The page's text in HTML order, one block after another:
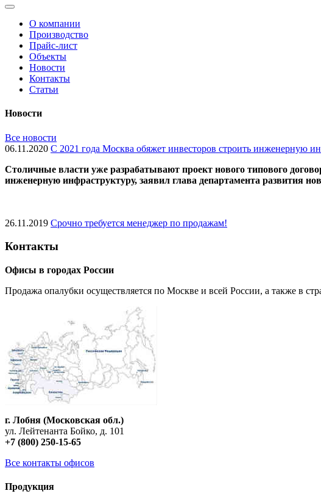
О компании
Производство
Прайс-лист
Объекты
Новости
Контакты
Статьи
Новости
Все новости
06.11.2020 С 2021 года Москва обяжет инвесторов строить инженерную
Cтоличные власти уже разрабатывают проект нового типового
инженерную инфраструктуру, заявил глава департамента развития
26.11.2019 Срочно требуется менеджер по продажам!
Контакты
Офисы в городах России
Продажа опалубки осуществляется по Москве и всей России, а также в
г. Лобня (Московская обл.)
ул. Лейтенанта Бойко, д. 101
+7 (800) 250-15-65
Все контакты офисов
Продукция